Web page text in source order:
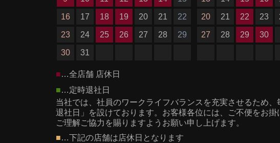
16
17 18 19 20 21
22
23
24 25 26 27 28
29
30
31
20
21 22 23
27
28 29 30
■…全店舗 店休日
■…定時退社日
当社では、社員のワークライフバランスを充実させるため、
退社日」を設けております。お客様各位には、ご不便をお掛
ご理解ご協力を賜りますようお願い申し上げます。
■…下記の店舗は店休日となります